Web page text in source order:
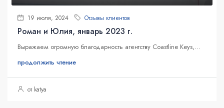
19 июля, 2024 Отзывы клиентов
Роман и Юлия, январь 2023 г.
Выражаем огромную благодарность агентству Coastline Keys,...
продолжить чтение
от katya